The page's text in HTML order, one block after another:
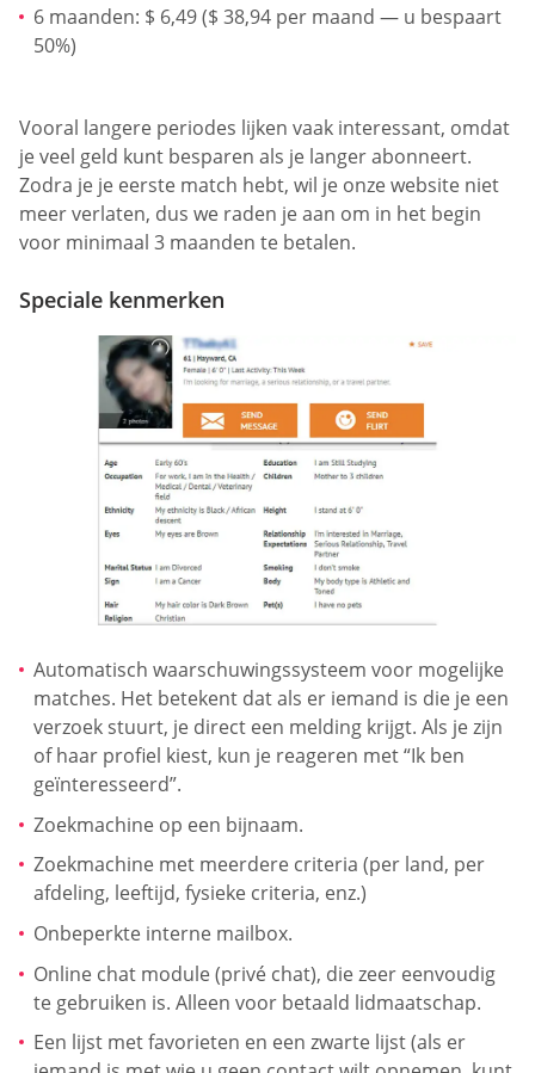
6 maanden: $ 6,49 ($ 38,94 per maand — u bespaart
50%)
Vooral langere periodes lijken vaak interessant, omdat
je veel geld kunt besparen als je langer abonneert.
Zodra je je eerste match hebt, wil je onze website niet
meer verlaten, dus we raden je aan om in het begin
voor minimaal 3 maanden te betalen.
Speciale kenmerken
Automatisch waarschuwingssysteem voor mogelijke
matches. Het betekent dat als er iemand is die je een
verzoek stuurt, je direct een melding krijgt. Als je zijn
of haar profiel kiest, kun je reageren met “Ik ben
geïnteresseerd”.
Zoekmachine op een bijnaam.
Zoekmachine met meerdere criteria (per land, per
afdeling, leeftijd, fysieke criteria, enz.)
Onbeperkte interne mailbox.
Online chat module (privé chat), die zeer eenvoudig
te gebruiken is. Alleen voor betaald lidmaatschap.
Een lijst met favorieten en een zwarte lijst (als er